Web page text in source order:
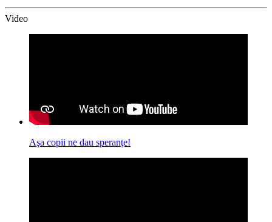
Video
Aşa copii ne dau speranţe!